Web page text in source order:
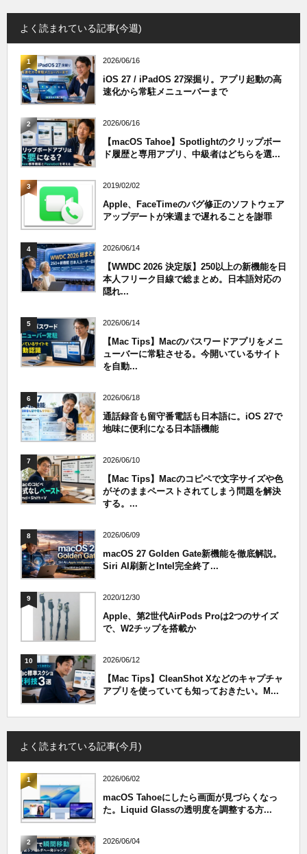
よく読まれている記事(今週)
1 2026/06/16
iOS 27 / iPadOS 27深掘り。アプリ起動の高
速化から常駐メニューバーまで
2 2026/06/16
【macOS Tahoe】Spotlightのクリップボー
ド履歴と専用アプリ、中級者はどちらを選...
3 2019/02/02
Apple、FaceTimeのバグ修正のソフトウェア
アップデートが来週まで遅れることを謝罪
4 2026/06/14
【WWDC 2026 決定版】250以上の新機能を日
本人フリーク目線で総まとめ。日本語対応の
隠れ...
5 2026/06/14
【Mac Tips】Macのパスワードアプリをメニ
ューバーに常駐させる。今開いているサイト
を自動...
6 2026/06/18
通話録音も留守番電話も日本語に。iOS 27で
地味に便利になる日本語機能
7 2026/06/10
【Mac Tips】Macのコピペで文字サイズや色
がそのままペーストされてしまう問題を解決
する。...
8 2026/06/09
macOS 27 Golden Gate新機能を徹底解説。
Siri AI刷新とIntel完全終了...
9 2020/12/30
Apple、第2世代AirPods Proは2つのサイズ
で、W2チップを搭載か
10 2026/06/12
【Mac Tips】CleanShot Xなどのキャプチャ
アプリを使っていても知っておきたい。M...
よく読まれている記事(今月)
1 2026/06/02
macOS Tahoeにしたら画面が見づらくなっ
た。Liquid Glassの透明度を調整する方...
2 2026/06/04